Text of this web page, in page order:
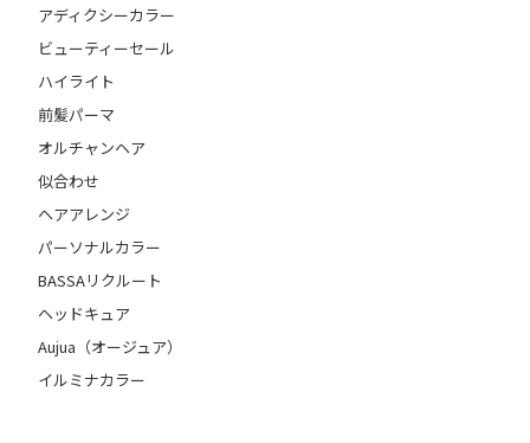
アディクシーカラー
ビューティーセール
ハイライト
前髪パーマ
オルチャンヘア
似合わせ
ヘアアレンジ
パーソナルカラー
BASSAリクルート
ヘッドキュア
Aujua（オージュア）
イルミナカラー